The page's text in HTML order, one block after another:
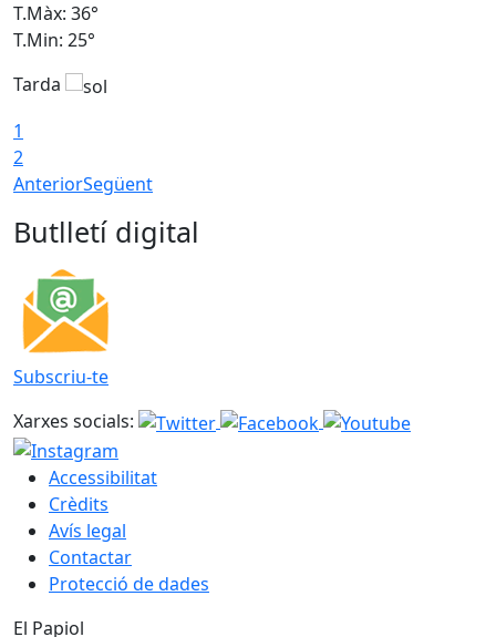
T.Màx: 36°
T.Min: 25°
Tarda
1
2
AnteriorSegüent
Butlletí digital
Subscriu-te
Xarxes socials:
Accessibilitat
Crèdits
Avís legal
Contactar
Protecció de dades
El Papiol